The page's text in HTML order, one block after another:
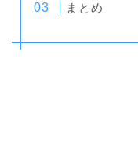
まとめ